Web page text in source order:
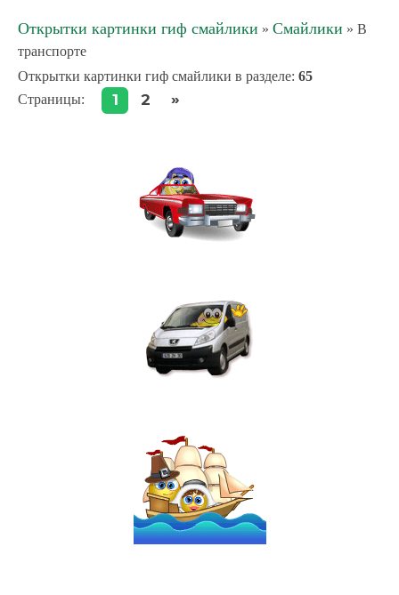
Открытки картинки гиф смайлики » Смайлики » В
транспорте
Открытки картинки гиф смайлики в разделе: 65
Страницы: 1 2 »